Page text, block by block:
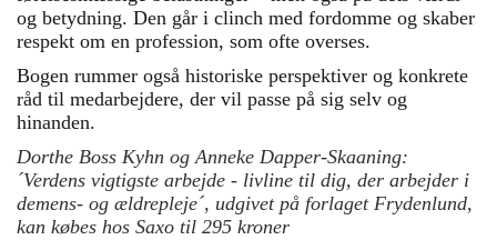
og betydning. Den går i clinch med fordomme og skaber
respekt om en profession, som ofte overses.
Bogen rummer også historiske perspektiver og konkrete
råd til medarbejdere, der vil passe på sig selv og
hinanden.
Dorthe Boss Kyhn og Anneke Dapper-Skaaning:
´Verdens vigtigste arbejde - livline til dig, der arbejder i
demens- og ældrepleje´, udgivet på forlaget Frydenlund,
kan købes hos Saxo til 295 kroner